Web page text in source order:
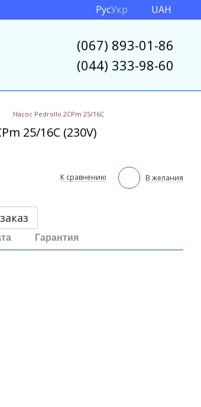
РусУкр UAH
(067) 893-01-86
(044) 333-98-60
Насос Pedrollo 2CPm 25/16C
25/16C (230V)
К сравнению В желания
Гарантия